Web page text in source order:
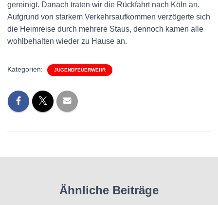
gereinigt. Danach traten wir die Rückfahrt nach Köln an.
Aufgrund von starkem Verkehrsaufkommen verzögerte sich
die Heimreise durch mehrere Staus, dennoch kamen alle
wohlbehalten wieder zu Hause an.
Kategorien: JUGENDFEUERWEHR
Ähnliche Beiträge